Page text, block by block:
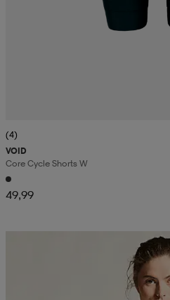
(4)
VOID
Core Cycle Shorts W
49,99